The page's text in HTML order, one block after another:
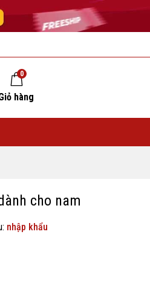
hàng
0
cho nam
nhập khẩu